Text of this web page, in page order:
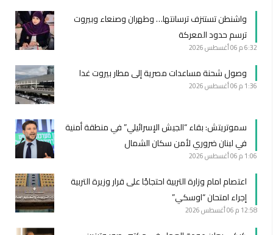
واشنطن تستنزف ترسانتها… وطهران وصنعاء وبيروت
ترسم حدود المعركة
6:32 م 06 أغسطس 2026
وصول شحنة مساعدات مصرية إلى مطار بيروت غدا
1:36 م 06 أغسطس 2026
سموتريتش: بقاء “الجيش الإسرائيلي” في منطقة أمنية
في لبنان ضروري لأمن سكان الشمال
1:06 م 06 أغسطس 2026
اعتصام امام وزارة التربية احتجاجًا على قرار وزيرة التربية
إجراء امتحان “اوسكي”
12:58 م 06 أغسطس 2026